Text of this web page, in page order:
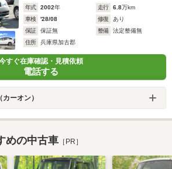
年式 2002年 走行 6.8万km
車検
'28/08 修復
あり
保証
保証無 整備
法定整備無
住所
兵庫県加古郡
すぐ在庫確認・見積依頼
電話する
ーオン）
めの中古車 ［PR］